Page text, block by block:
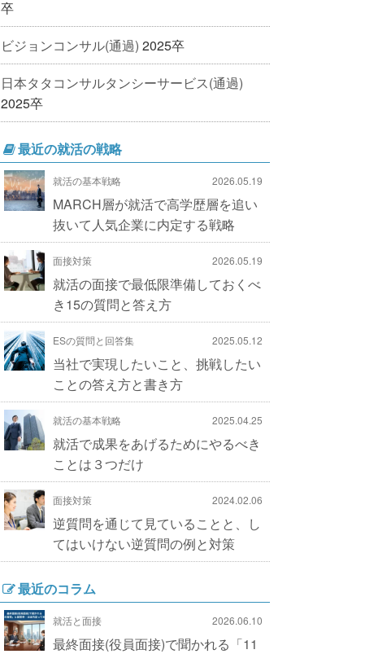
卒
ビジョンコンサル(通過) 2025卒
日本タタコンサルタンシーサービス(通過)
2025卒
最近の就活の戦略
就活の基本戦略 2026.05.19
MARCH層が就活で高学歴層を追い
抜いて人気企業に内定する戦略
面接対策 2026.05.19
就活の面接で最低限準備しておくべ
き15の質問と答え方
ESの質問と回答集 2025.05.12
当社で実現したいこと、挑戦したい
ことの答え方と書き方
就活の基本戦略 2025.04.25
就活で成果をあげるためにやるべき
ことは３つだけ
面接対策 2024.02.06
逆質問を通じて見ていることと、し
てはいけない逆質問の例と対策
最近のコラム
就活と面接 2026.06.10
最終面接(役員面接)で聞かれる「11